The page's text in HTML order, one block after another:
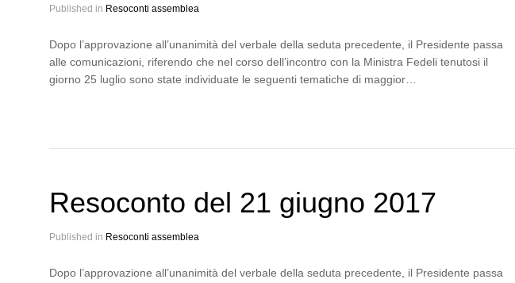
Published in Resoconti assemblea
Dopo l’approvazione all’unanimità del verbale della seduta precedente, il Presidente passa
alle comunicazioni, riferendo che nel corso dell’incontro con la Ministra Fedeli tenutosi il
giorno 25 luglio sono state individuate le seguenti tematiche di maggior…
Resoconto del 21 giugno 2017
Published in Resoconti assemblea
Dopo l’approvazione all’unanimità del verbale della seduta precedente, il Presidente passa